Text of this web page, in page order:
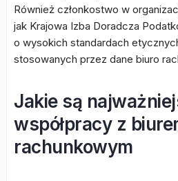
Również członkostwo w
jak Krajowa Izba Doradcza
o wysokich standardach
stosowanych przez dane biuro
Jakie są
współpracy z
rachunkowym